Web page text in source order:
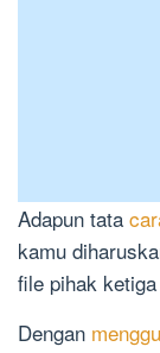
Adapun tata
kamu
file pihak
Dengan